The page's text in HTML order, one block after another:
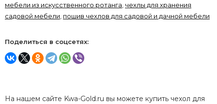
мебели из искусственного ротанга чехлы для хранения
садовой мебели пошив чехлов для садовой и дачной мебели
Поделиться в соцсетях:
На нашем сайте Kwa-Gold.ru вы можете купить чехол для